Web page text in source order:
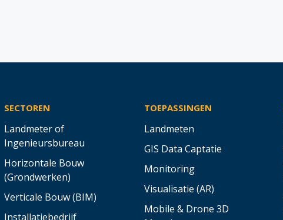
SECTOREN
Landmeter of
Ingenieursbureau
Horizontale Bouw
(Grondwerken)
Verticale Bouw (BIM)
Installatiebedrijf
TOEPASSINGEN
Landmeten
GIS Data Captatie
Monitoring
Visualisatie (AR)
Mobile & Drone 3D